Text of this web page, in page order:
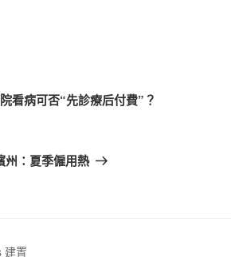
看病可否“先診療后付費”？
州：夏季僱用熱
建置